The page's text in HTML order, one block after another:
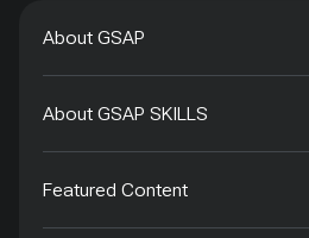
About GSAP
About GSAP SKILLS
Featured Content